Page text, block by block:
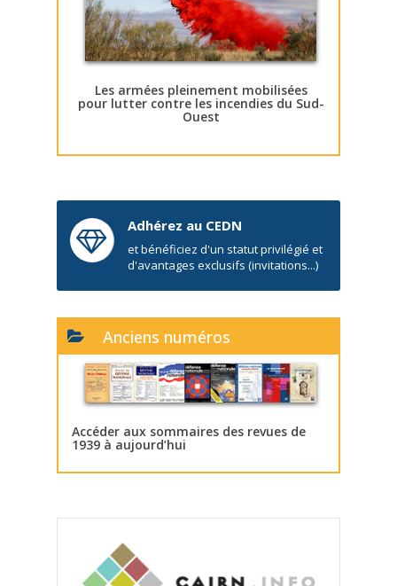
Les armées pleinement mobilisées
pour lutter contre les incendies du Sud-
Ouest
Adhérez au CEDN
et bénéficiez d'un statut privilégié et
d'avantages exclusifs (invitations...)
Anciens numéros
Accéder aux sommaires des revues de
1939 à aujourd’hui